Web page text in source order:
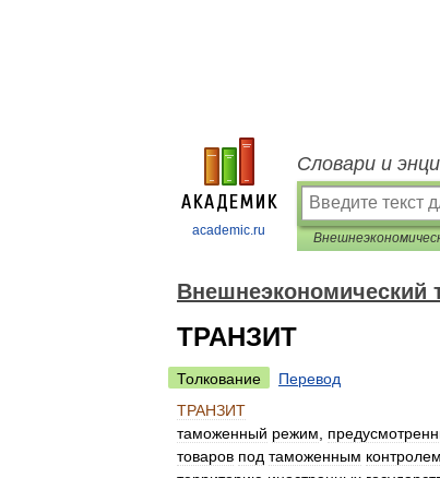
academic.ru
Словари и
Внешнеэкономический
ТРАНЗИТ
Толкование
Перевод
ТРАНЗИТ
таможенный режим
товаров под таможенным контролем